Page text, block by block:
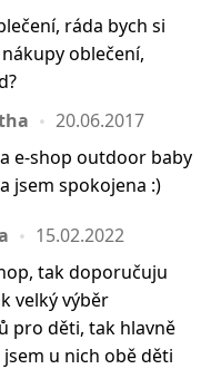
ráda bych si
oblečení,
20.06.2017
e-shop outdoor baby
jsem spokojena :)
15.02.2022
tak doporučuju
velký výběr
pro děti, tak hlavně
u nich obě děti